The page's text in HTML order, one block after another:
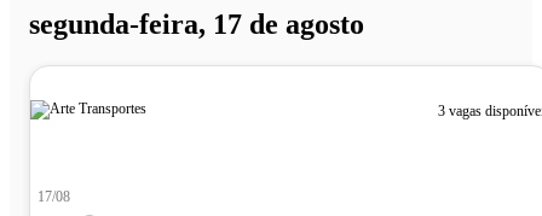
segunda-feira, 17 de agosto
3 vagas
17/08